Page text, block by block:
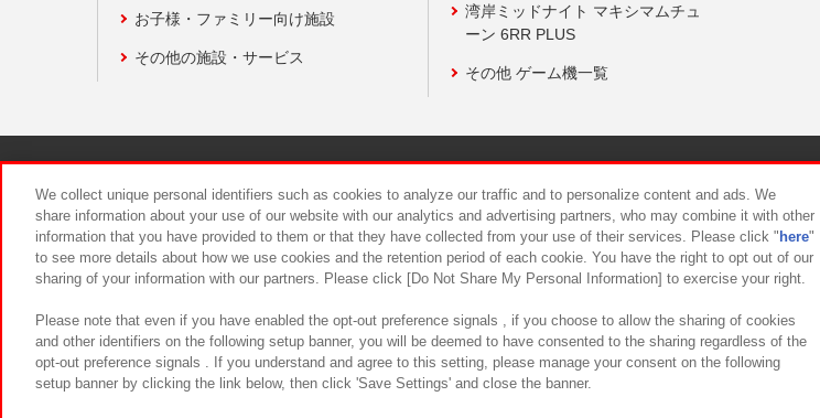
お子様・ファミリー向け施設
その他の施設・サービス
湾岸ミッドナイト マキシマムチュ
ーン 6RR PLUS
その他 ゲーム機一覧
食品のご提供について カスタマーハラスメント対応方針
We collect unique personal identifiers such as cookies to analyze our traffic and to personalize content and ads. We
share information about your use of our website with our analytics and advertising partners, who may combine it with other
information that you have provided to them or that they have collected from your use of their services. Please click " here"
to see more details about how we use cookies and the retention period of each cookie. You have the right to opt out of our
sharing of your information with our partners. Please click [Do Not Share My Personal Information] to exercise your right.
Please note that even if you have enabled the opt-out preference signals , if you choose to allow the sharing of cookies
and other identifiers on the following setup banner, you will be deemed to have consented to the sharing regardless of the
opt-out preference signals . If you understand and agree to this setting, please manage your consent on the following
setup banner by clicking the link below, then click 'Save Settings' and close the banner.